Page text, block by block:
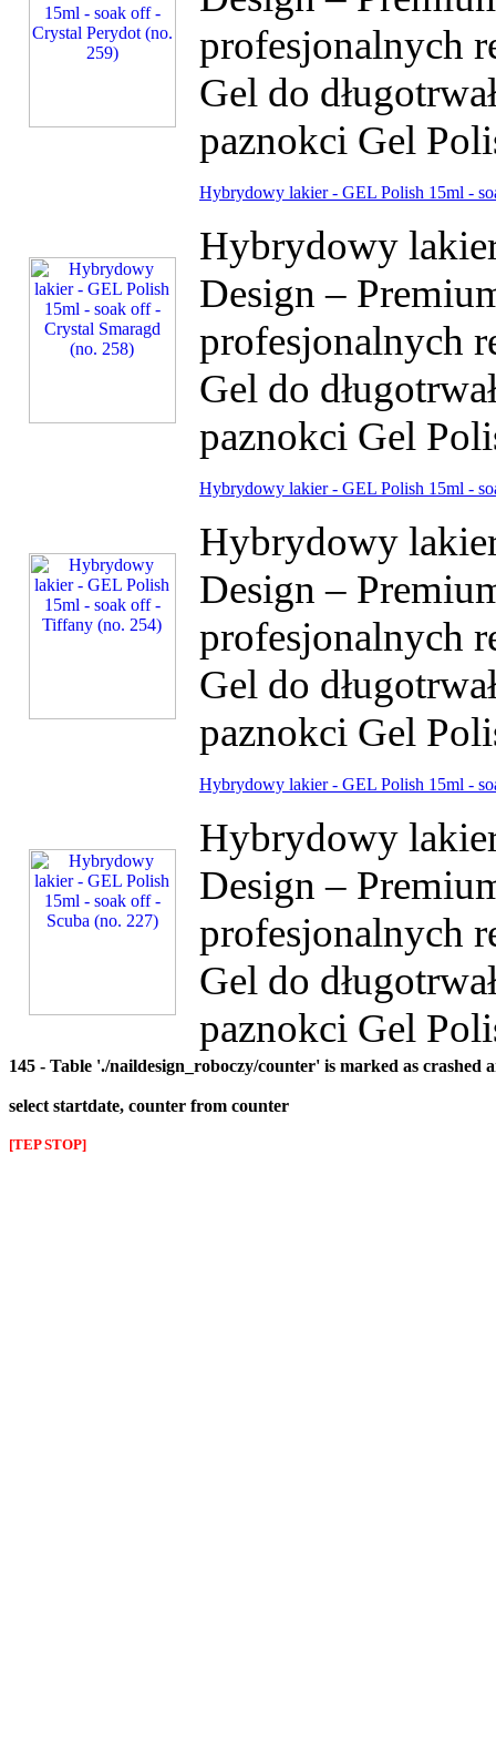
profesjonalnych
Gel do
paznokci Gel
Hybrydowy lakier - GEL Polish 15ml -
Hybrydowy
Design –
profesjonalnych
Gel do
paznokci Gel
Hybrydowy lakier - GEL Polish 15ml -
Hybrydowy
Design –
profesjonalnych
Gel do
paznokci Gel
Hybrydowy lakier - GEL Polish 15ml -
Hybrydowy
Design –
profesjonalnych
Gel do
paznokci Gel
145 - Table './naildesign_roboczy/counter' is marked as crashed
select startdate, counter from counter
[TEP STOP]